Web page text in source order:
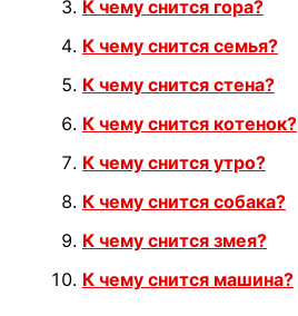
К чему снится гора?
К чему снится семья?
К чему снится стена?
К чему снится котенок?
К чему снится утро?
К чему снится собака?
К чему снится змея?
К чему снится машина?